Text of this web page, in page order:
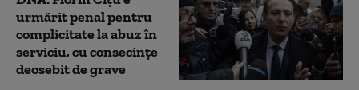
urmărit penal pentru
complicitate la abuz în
serviciu, cu consecințe
deosebit de grave